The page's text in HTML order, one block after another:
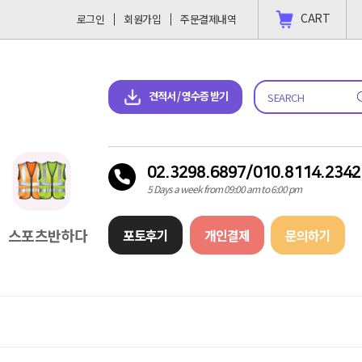
CART
로그인 회원가입 주문결제내역
견적서 / 영수증 받기
02.3298.6897/010.8114.2342
5 Days a week from 09:00 am to 6:00 pm
포토후기 개인결제 문의하기
견적서 & 영수증 다운로드
스포츠반하다